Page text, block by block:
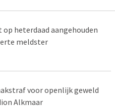
op heterdaad aangehouden
meldster
voor openlijk geweld
Alkmaar